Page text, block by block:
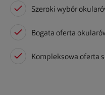
Szeroki wybór
Bogata oferta
Kompleksowa oferta